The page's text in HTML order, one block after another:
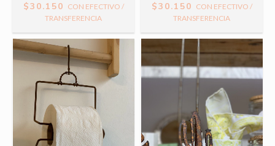
$30.150 CON EFECTIVO /
TRANSFERENCIA
$30.150 CON EFECTIVO /
TRANSFERENCIA